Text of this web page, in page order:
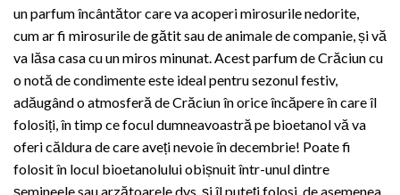
un parfum încântător care va acoperi mirosurile nedorite,
cum ar fi mirosurile de gătit sau de animale de companie, și vă
va lăsa casa cu un miros minunat. Acest parfum de Crăciun cu
o notă de condimente este ideal pentru sezonul festiv,
adăugând o atmosferă de Crăciun în orice încăpere în care îl
folosiți, în timp ce focul dumneavoastră pe bioetanol vă va
oferi căldura de care aveți nevoie în decembrie! Poate fi
folosit în locul bioetanolului obișnuit într-unul dintre
șemineele sau arzătoarele dvs. și îl puteți folosi, de asemenea,